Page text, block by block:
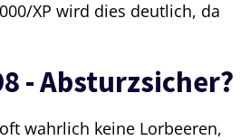
XP wird dies deutlich, da
- Absturzsicher?
wahrlich keine Lorbeeren,